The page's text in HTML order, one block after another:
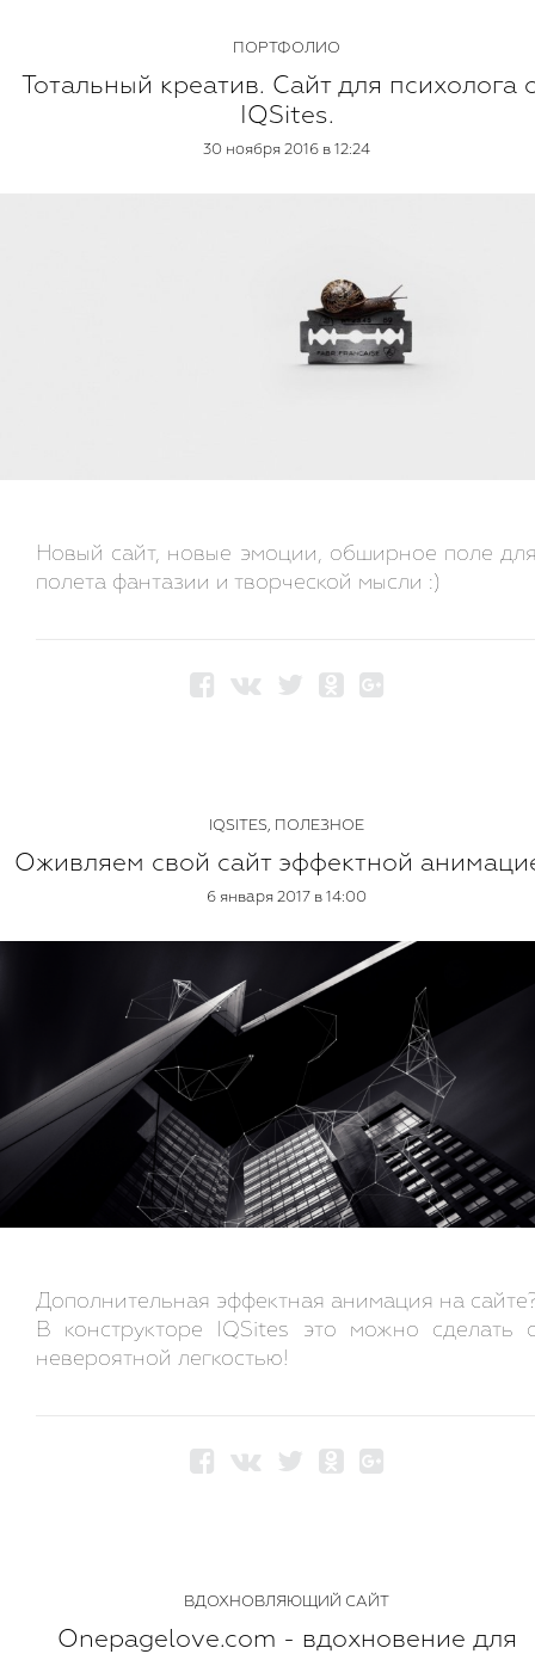
ПОРТФОЛИО
Тотальный креатив. Сайт для психолога
IQSites.
30 ноября 2016 в 12:24
Новый сайт, новые эмоции, обширное поле
полета фантазии и творческой мысли :)
IQSITES, ПОЛЕЗНОЕ
Оживляем свой сайт эффектной
6 января 2017 в 14:00
Дополнительная эффектная анимация на
В конструкторе IQSites это можно сделать
невероятной легкостью!
ВДОХНОВЛЯЮЩИЙ САЙТ
Onepagelove.com - вдохновение для